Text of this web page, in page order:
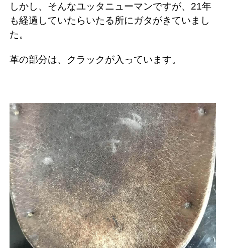
しかし、そんなユッタニューマンですが、21年
も経過していたらいたる所にガタがきていまし
た。
革の部分は、クラックが入っています。